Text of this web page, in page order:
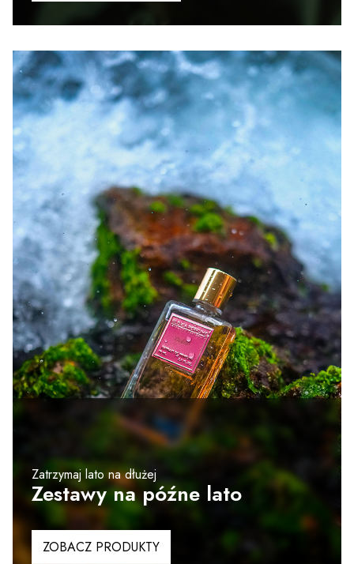
Zatrzymaj lato na dłużej
Zestawy na późne lato
ZOBACZ PRODUKTY